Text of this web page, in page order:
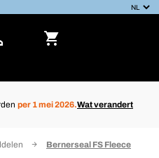
per 1 mei 2026.Wat verandert
Bernerseal FS Fleece